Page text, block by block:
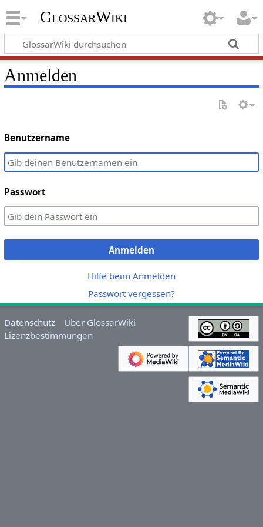
GlossarWiki
Anmelden
Benutzername
Passwort
Anmelden
Hilfe beim Anmelden
Passwort vergessen?
Datenschutz
Über GlossarWiki
Lizenzbestimmungen